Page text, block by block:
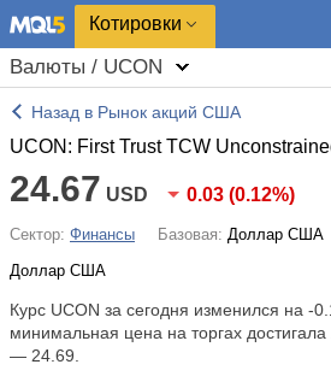
Котировки
Валюты / UCON
Назад в Рынок акций США
UCON: First Trust TCW
24.67 USD 0.03 (0.12%)
Сектор: Финансы Базовая: Доллар США
Доллар США
Курс UCON за сегодня изменился на -
минимальная цена на торгах
— 24.69.